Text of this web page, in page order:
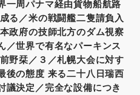
一周パナマ経由貨物船航路
る／米の戦闘艦二隻請負入
政府の技師北方のダム視察
／世界で有名なパーキンス
野栞／３／札幌大会に対す
後の態度 来る二十八日瑞西
議決定／完全な設備につき